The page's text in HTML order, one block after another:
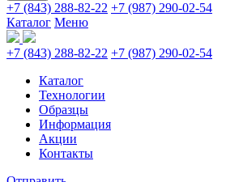
+7 (843) 288-82-22 +7 (987) 290-02-54
Каталог Меню
+7 (843) 288-82-22 +7 (987) 290-02-54
Каталог
Технологии
Образцы
Информация
Акции
Контакты